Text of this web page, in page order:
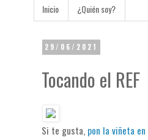
Inicio ¿Quién soy?
29/06/2021
Tocando el REF
Si te gusta, pon la viñeta